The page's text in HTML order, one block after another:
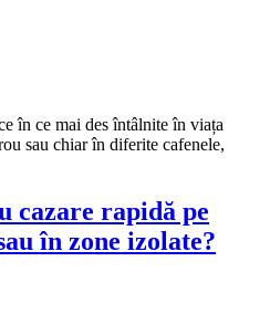
în ce mai des întâlnite în viața
sau chiar în diferite cafenele,
cazare rapidă pe
în zone izolate?